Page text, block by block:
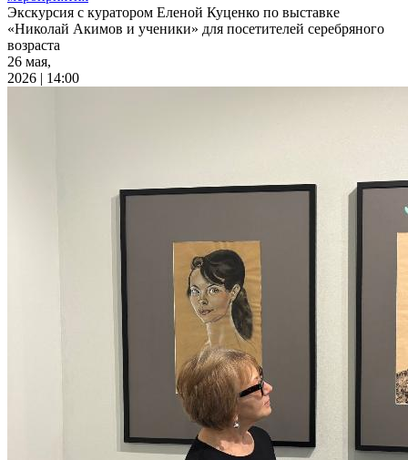
Экскурсия с куратором Еленой Куценко по выставке
«Николай Акимов и ученики» для посетителей серебряного
возраста
26 мая,
2026 | 14:00